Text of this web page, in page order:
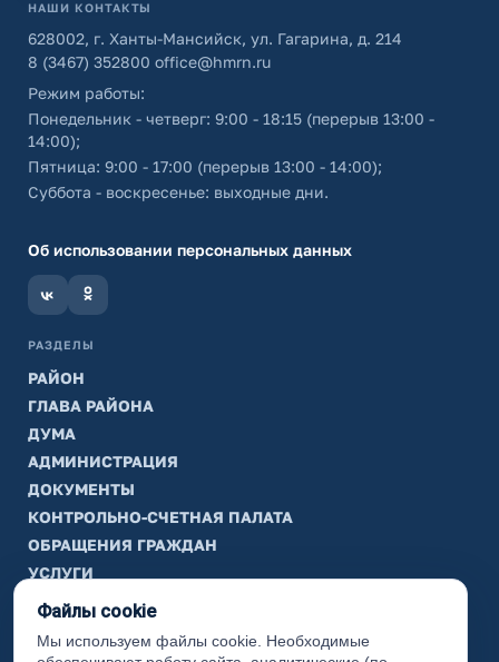
НАШИ КОНТАКТЫ
628002, г. Ханты-Мансийск, ул. Гагарина, д. 214
8 (3467) 352800 office@hmrn.ru
Режим работы:
Понедельник - четверг: 9:00 - 18:15 (перерыв 13:00 -
14:00);
Пятница: 9:00 - 17:00 (перерыв 13:00 - 14:00);
Суббота - воскресенье: выходные дни.
Об использовании персональных данных
РАЗДЕЛЫ
РАЙОН
ГЛАВА РАЙОНА
ДУМА
АДМИНИСТРАЦИЯ
ДОКУМЕНТЫ
КОНТРОЛЬНО-СЧЕТНАЯ ПАЛАТА
ОБРАЩЕНИЯ ГРАЖДАН
УСЛУГИ
ТИК
ИНФОРМАЦИЯ
Файлы cookie
Мы используем файлы cookie. Необходимые